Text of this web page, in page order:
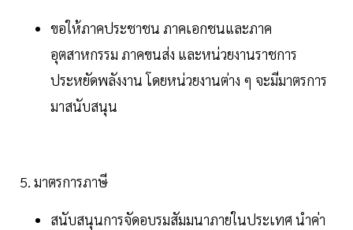
ขอให้ภาคประชาชน ภาคเอกชนและภาค
อุตสาหกรรม ภาคขนส่ง และหน่วยงานราชการ
ประหยัดพลังงาน โดยหน่วยงานต่าง ๆ จะมีมาตรการ
มาสนับสนุน
5. มาตรการภาษี
สนับสนุนการจัดอบรมสัมมนาภายในประเทศ นำค่า